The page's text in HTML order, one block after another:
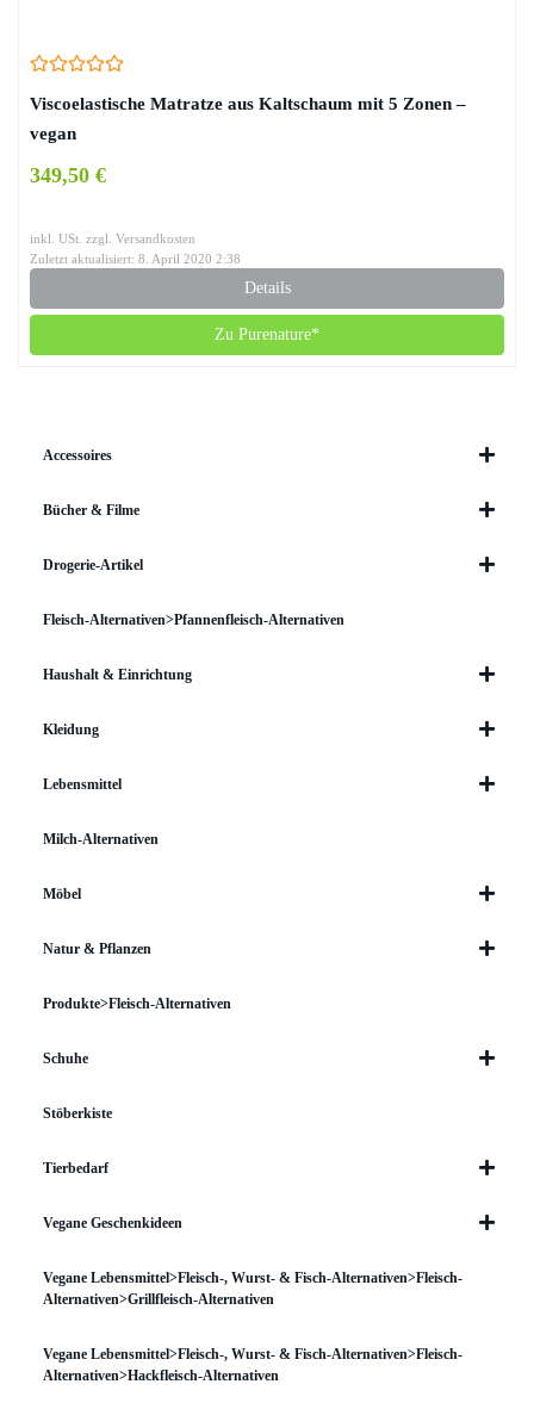
Viscoelastische Matratze aus Kaltschaum mit 5 Zonen –
vegan
349,50 €
inkl. USt. zzgl. Versandkosten
Zuletzt aktualisiert: 8. April 2020 2:38
Details
Zu Purenature*
Accessoires
Bücher & Filme
Drogerie-Artikel
Fleisch-Alternativen>Pfannenfleisch-Alternativen
Haushalt & Einrichtung
Kleidung
Lebensmittel
Milch-Alternativen
Möbel
Natur & Pflanzen
Produkte>Fleisch-Alternativen
Schuhe
Stöberkiste
Tierbedarf
Vegane Geschenkideen
Vegane Lebensmittel>Fleisch-, Wurst- & Fisch-Alternativen>Fleisch-
Alternativen>Grillfleisch-Alternativen
Vegane Lebensmittel>Fleisch-, Wurst- & Fisch-Alternativen>Fleisch-
Alternativen>Hackfleisch-Alternativen